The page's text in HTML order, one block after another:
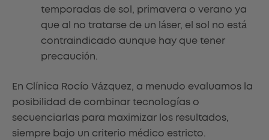
temporadas de sol, primavera o verano ya
que al no tratarse de un láser, el sol no está
contraindicado aunque hay que tener
precaución.
En Clínica Rocío Vázquez, a menudo evaluamos la
posibilidad de combinar tecnologías o
secuenciarlas para maximizar los resultados,
siempre bajo un criterio médico estricto.